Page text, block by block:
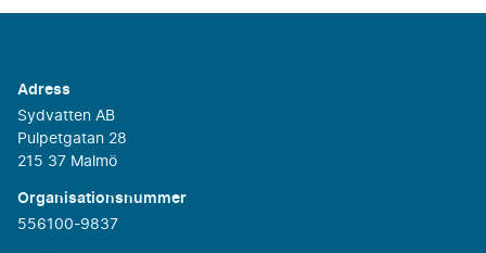
Adress
Sydvatten AB
Pulpetgatan 28
215 37 Malmö
Organisationsnummer
556100-9837